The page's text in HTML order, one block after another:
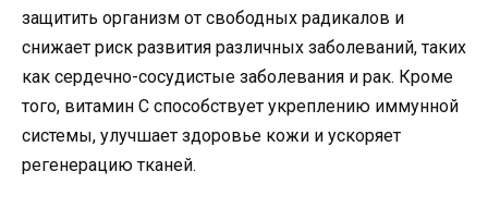
защитить организм от свободных радикалов и
снижает риск развития различных заболеваний, таких
как сердечно-сосудистые заболевания и рак. Кроме
того, витамин C способствует укреплению иммунной
системы, улучшает здоровье кожи и ускоряет
регенерацию тканей.